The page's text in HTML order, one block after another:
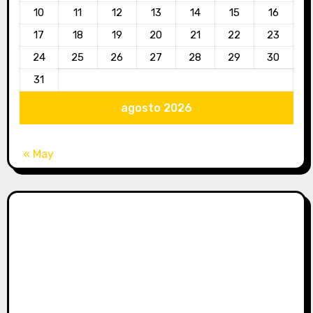
agosto 2026
10
11 12 13 14 15
16
17
18 19 20 21 22
23
24
25 26 27 28 29
30
31
« May